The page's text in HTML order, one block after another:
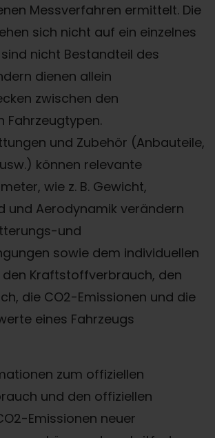
Messverfahren ermittelt. Die
sich nicht auf ein einzelnes
nicht Bestandteil des
dienen allein
zwischen den
Fahrzeugtypen.
und Zubehör (Anbauteile,
können relevante
wie z. B. Gewicht,
und Aerodynamik verändern
und
sowie dem individuellen
den Kraftstoffverbrauch, den
die CO2-Emissionen und die
eines Fahrzeugs
zum offiziellen
und den offiziellen
Emissionen neuer